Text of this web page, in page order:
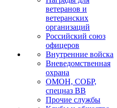
ветеранов и
ветеранских
организаций
Российский союз
офицеров
Внутренние войска
Вневедомственная
охрана
ОМОН, СОБР,
спецназ ВВ
Прочие службы